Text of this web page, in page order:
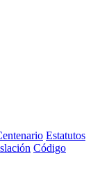
Estatutos
Código